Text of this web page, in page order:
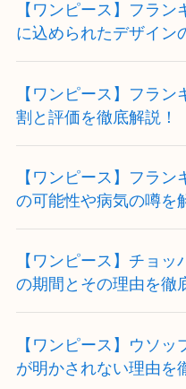
【ワンピース】フラ
に込められたデザイン
【ワンピース】フラ
割と評価を徹底解説！
【ワンピース】フラ
の可能性や病気の噂を
【ワンピース】チョ
の期間とその理由を徹
【ワンピース】ウソ
が明かされない理由を